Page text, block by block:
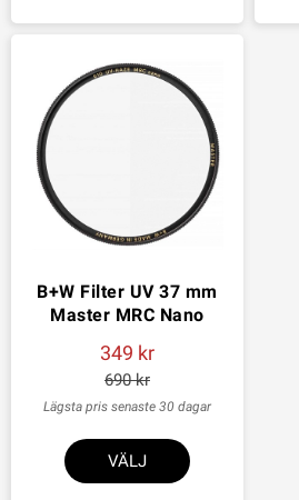
B+W Filter UV 37 mm
Master MRC Nano
349
690
Lägsta pris senaste 30 dagar
VÄLJ